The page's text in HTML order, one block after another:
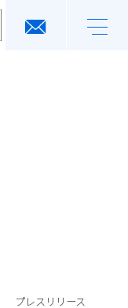
プレスリリース